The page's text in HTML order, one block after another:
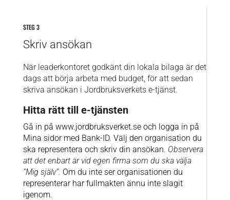
STEG 3
Skriv ansökan
När leaderkontoret godkänt din lokala bilaga är det
dags att börja arbeta med budget, för att sedan
skriva ansökan i Jordbruksverkets e-tjänst.
Hitta rätt till e-tjänsten
Gå in på www.jordbruksverket.seoch logga in på
Mina sidor med Bank-ID. Välj den organisation du
ska representera och skriv din ansökan. Observera
att det enbart är vid egen firma som du ska välja
”Mig själv”. Om du inte ser organisationen du
representerar har fullmakten ännu inte slagit
igenom.